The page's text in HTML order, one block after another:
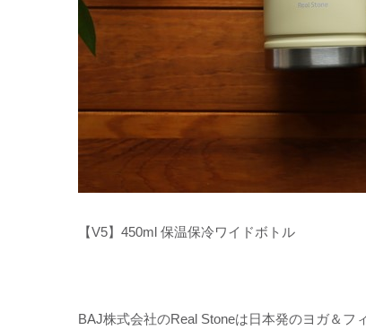
【V5】450ml 保温保冷ワイドボトル
BAJ株式会社のReal Stoneは日本発のヨガ＆